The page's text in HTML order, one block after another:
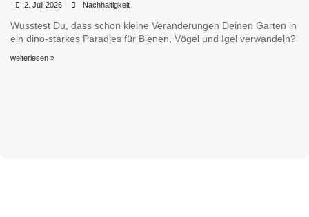
2. Juli 2026 Nachhaltigkeit
Wusstest Du, dass schon kleine Veränderungen Deinen Garten in
ein dino-starkes Paradies für Bienen, Vögel und Igel verwandeln?
weiterlesen »